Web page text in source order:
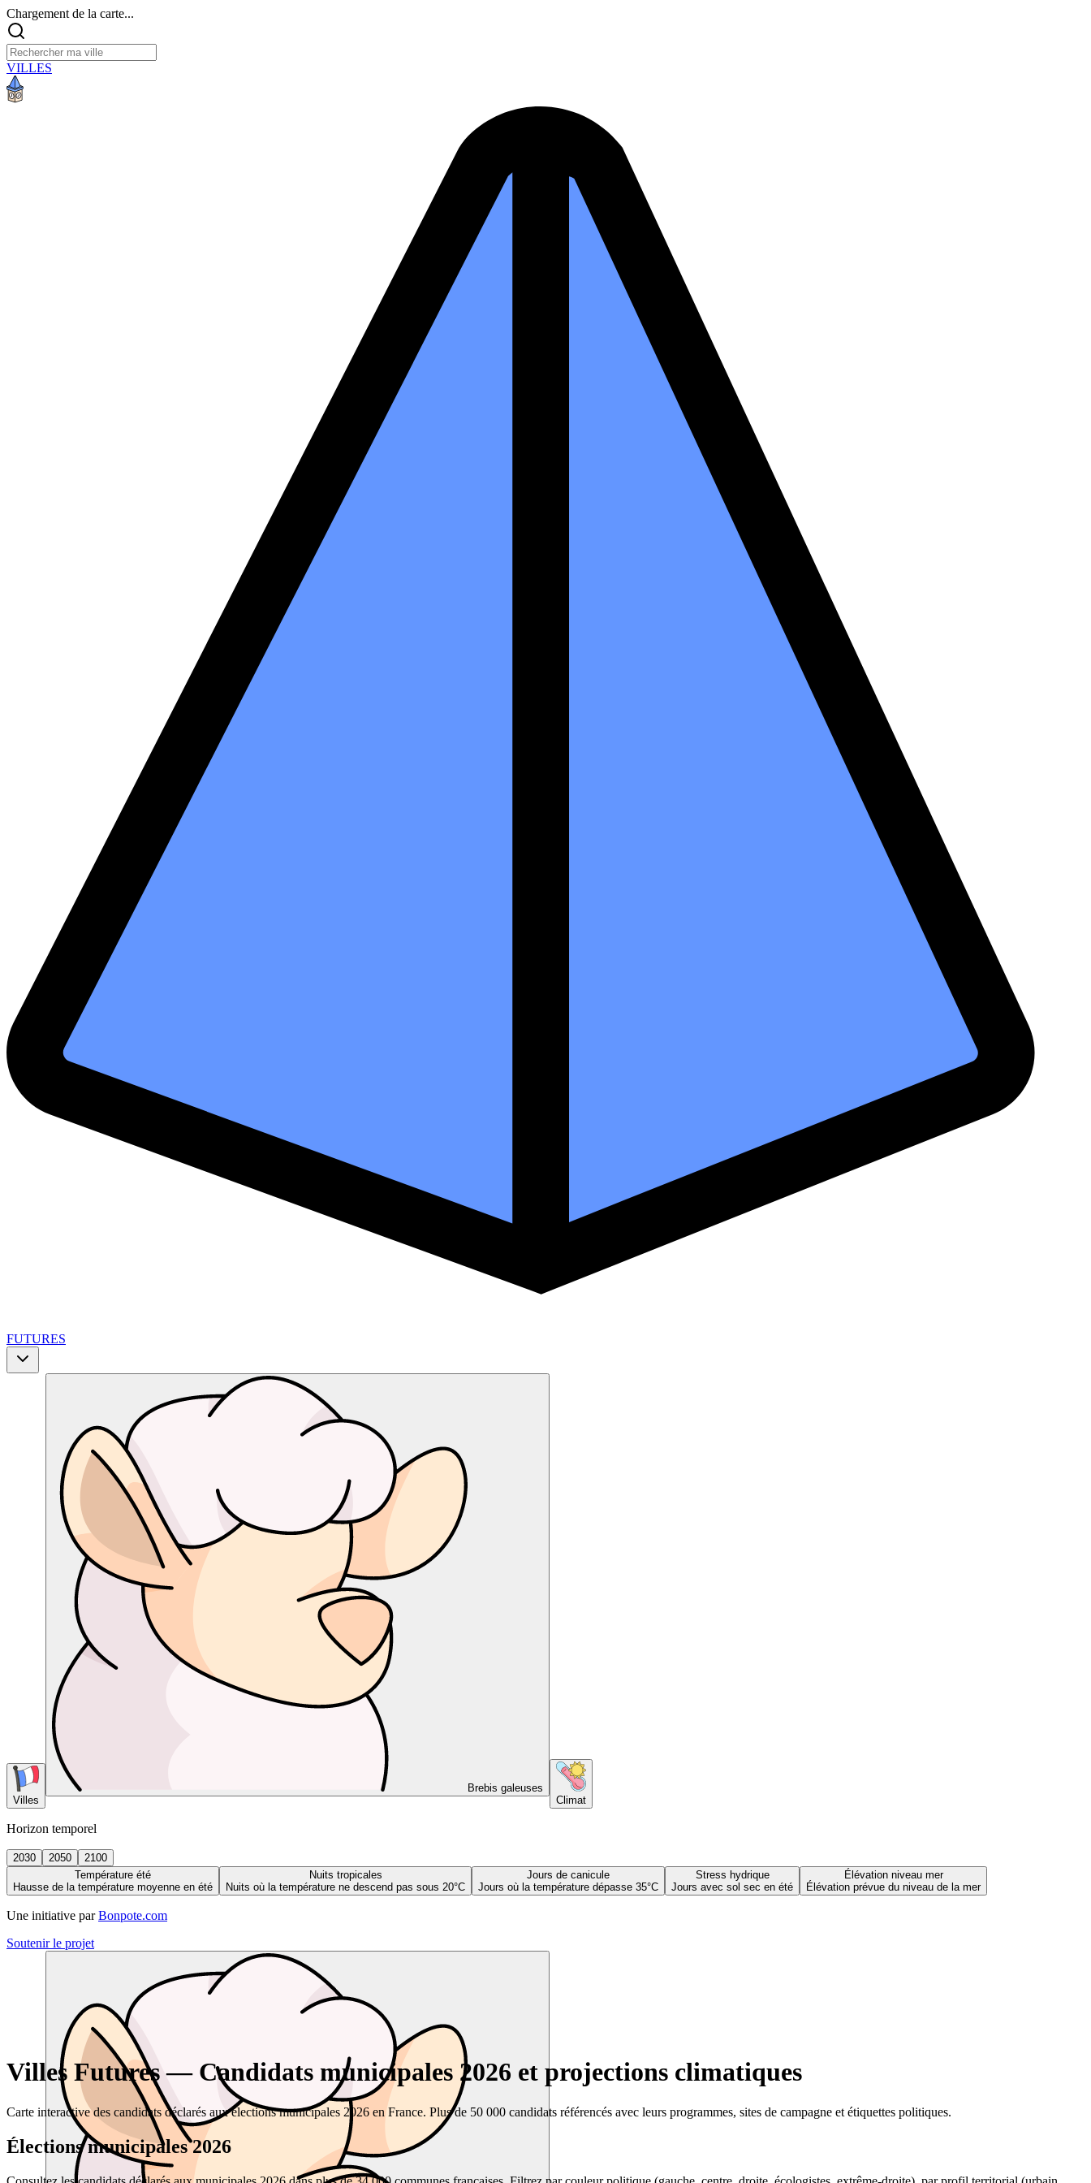
Chargement de la carte...
VILLES
FUTURES
Villes
Brebis galeuses
Climat
Horizon temporel
2030 2050
2100
Température été
Hausse de la température moyenne en été
Nuits tropicales
Nuits où la température ne descend pas sous 20°C
Jours de canicule
Jours où la température dépasse 35°C
Stress hydrique
Jours avec sol sec en été
Élévation niveau mer
Élévation prévue du niveau de la mer
Une initiative par Bonpote.com
Soutenir le projet
Villes Futures — Candidats municipales 2026 et projections climatiques
Carte interactive des candidats déclarés aux élections municipales 2026 en France. Plus de 50 000 candidats référencés avec leurs programmes, sites de campagne et étiquettes politiques.
Élections municipales 2026